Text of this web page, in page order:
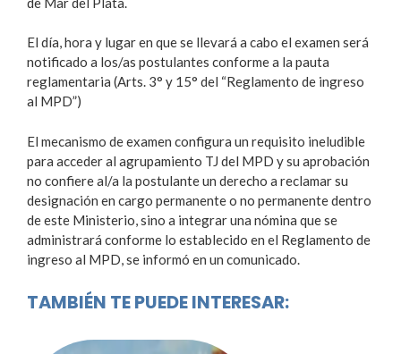
El día, hora y lugar en que se llevará a cabo el examen será
notificado a los/as postulantes conforme a la pauta
reglamentaria (Arts. 3° y 15° del “Reglamento de ingreso
al MPD”)
El mecanismo de examen configura un requisito ineludible
para acceder al agrupamiento TJ del MPD y su aprobación
no confiere al/a la postulante un derecho a reclamar su
designación en cargo permanente o no permanente dentro
de este Ministerio, sino a integrar una nómina que se
administrará conforme lo establecido en el Reglamento de
ingreso al MPD, se informó en un comunicado.
TAMBIÉN TE PUEDE INTERESAR: